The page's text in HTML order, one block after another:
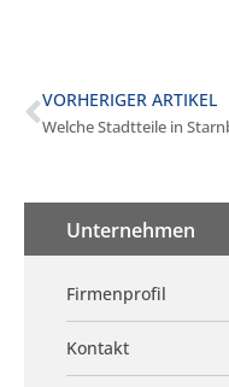
VORHERIGER ARTIKEL
Unternehmen
Firmenprofil
Kontakt